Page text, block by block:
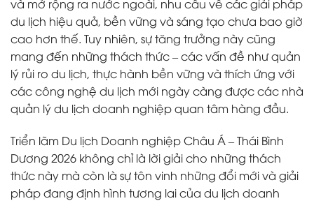
và mở rộng ra nước ngoài, nhu cầu về các giải pháp
du lịch hiệu quả, bền vững và sáng tạo chưa bao giờ
cao hơn thế. Tuy nhiên, sự tăng trưởng này cũng
mang đến những thách thức – các vấn đề như quản
lý rủi ro du lịch, thực hành bền vững và thích ứng với
các công nghệ du lịch mới ngày càng được các nhà
quản lý du lịch doanh nghiệp quan tâm hàng đầu.
Triển lãm Du lịch Doanh nghiệp Châu Á – Thái Bình
Dương 2026 không chỉ là lời giải cho những thách
thức này mà còn là sự tôn vinh những đổi mới và giải
pháp đang định hình tương lai của du lịch doanh